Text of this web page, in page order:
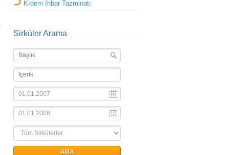
Kıdem İhbar Tazminatı
Sirküler Arama